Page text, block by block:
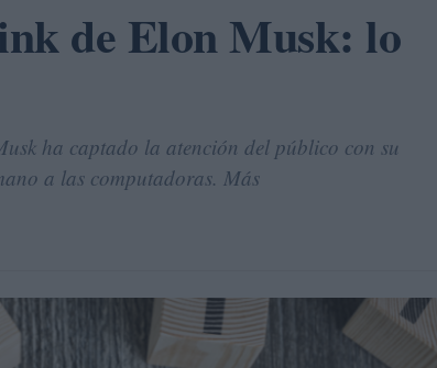
de Elon Musk: lo
ha captado la atención del público con su
a las computadoras. Más